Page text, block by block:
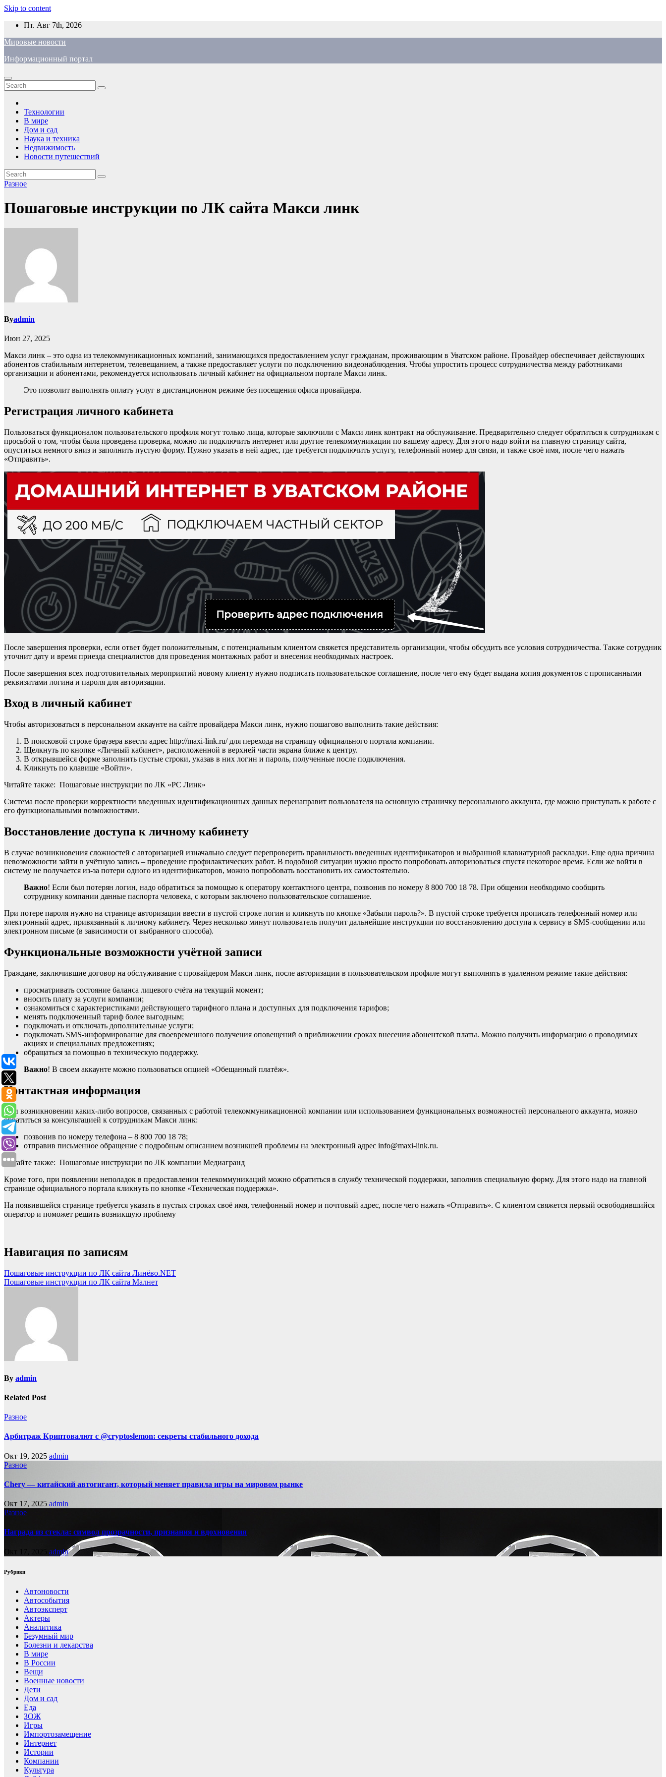
Skip to content
Пт. Авг 7th, 2026
Мировые новости
Информационный портал
Технологии
В мире
Дом и сад
Наука и техника
Недвижимость
Новости путешествий
Разное
Пошаговые инструкции по ЛК сайта Макси линк
Byadmin
Июн 27, 2025
Макси линк – это одна из телекоммуникационных компаний, занимающихся предоставлением услуг гражданам, проживающим в Уватском районе. Провайдер обеспечивает действующих
абонентов стабильным интернетом, телевещанием, а также предоставляет услуги по подключению видеонаблюдения. Чтобы упростить процесс сотрудничества между работниками
организации и абонентами, рекомендуется использовать личный кабинет на официальном портале Макси линк.
Это позволит выполнять оплату услуг в дистанционном режиме без посещения офиса провайдера.
Регистрация личного кабинета
Пользоваться функционалом пользовательского профиля могут только лица, которые заключили с Макси линк контракт на обслуживание. Предварительно следует обратиться к сотрудникам с
просьбой о том, чтобы была проведена проверка, можно ли подключить интернет или другие телекоммуникации по вашему адресу. Для этого надо войти на главную страницу сайта,
опуститься немного вниз и заполнить пустую форму. Нужно указать в ней адрес, где требуется подключить услугу, телефонный номер для связи, и также своё имя, после чего нажать
«Отправить».
После завершения проверки, если ответ будет положительным, с потенциальным клиентом свяжется представитель организации, чтобы обсудить все условия сотрудничества. Также сотрудник
уточнит дату и время приезда специалистов для проведения монтажных работ и внесения необходимых настроек.
После завершения всех подготовительных мероприятий новому клиенту нужно подписать пользовательское соглашение, после чего ему будет выдана копия документов с прописанными
реквизитами логина и пароля для авторизации.
Вход в личный кабинет
Чтобы авторизоваться в персональном аккаунте на сайте провайдера Макси линк, нужно пошагово выполнить такие действия:
В поисковой строке браузера ввести адрес http://maxi-link.ru/ для перехода на страницу официального портала компании.
Щелкнуть по кнопке «Личный кабинет», расположенной в верхней части экрана ближе к центру.
В открывшейся форме заполнить пустые строки, указав в них логин и пароль, полученные после подключения.
Кликнуть по клавише «Войти».
Читайте также: Пошаговые инструкции по ЛК «РС Линк»
Система после проверки корректности введенных идентификационных данных перенаправит пользователя на основную страничку персонального аккаунта, где можно приступать к работе с
его функциональными возможностями.
Восстановление доступа к личному кабинету
В случае возникновения сложностей с авторизацией изначально следует перепроверить правильность введенных идентификаторов и выбранной клавиатурной раскладки. Еще одна причина
невозможности зайти в учётную запись – проведение профилактических работ. В подобной ситуации нужно просто попробовать авторизоваться спустя некоторое время. Если же войти в
систему не получается из-за потери одного из идентификаторов, можно попробовать восстановить их самостоятельно.
Важно! Если был потерян логин, надо обратиться за помощью к оператору контактного центра, позвонив по номеру 8 800 700 18 78. При общении необходимо сообщить
сотруднику компании данные паспорта человека, с которым заключено пользовательское соглашение.
При потере пароля нужно на странице авторизации ввести в пустой строке логин и кликнуть по кнопке «Забыли пароль?». В пустой строке требуется прописать телефонный номер или
электронный адрес, привязанный к личному кабинету. Через несколько минут пользователь получит дальнейшие инструкции по восстановлению доступа к сервису в SMS-сообщении или
электронном письме (в зависимости от выбранного способа).
Функциональные возможности учётной записи
Граждане, заключившие договор на обслуживание с провайдером Макси линк, после авторизации в пользовательском профиле могут выполнять в удаленном режиме такие действия:
просматривать состояние баланса лицевого счёта на текущий момент;
вносить плату за услуги компании;
ознакомиться с характеристиками действующего тарифного плана и доступных для подключения тарифов;
менять подключенный тариф более выгодным;
подключать и отключать дополнительные услуги;
подключать SMS-информирование для своевременного получения оповещений о приближении сроках внесения абонентской платы. Можно получить информацию о проводимых
акциях и специальных предложениях;
обращаться за помощью в техническую поддержку.
Важно! В своем аккаунте можно пользоваться опцией «Обещанный платёж».
Контактная информация
При возникновении каких-либо вопросов, связанных с работой телекоммуникационной компании или использованием функциональных возможностей персонального аккаунта, можно
обратиться за консультацией к сотрудникам Макси линк:
позвонив по номеру телефона – 8 800 700 18 78;
отправив письменное обращение с подробным описанием возникшей проблемы на электронный адрес info@maxi-link.ru.
Читайте также: Пошаговые инструкции по ЛК компании Медиагранд
Кроме того, при появлении неполадок в предоставлении телекоммуникаций можно обратиться в службу технической поддержки, заполнив специальную форму. Для этого надо на главной
странице официального портала кликнуть по кнопке «Техническая поддержка».
На появившейся странице требуется указать в пустых строках своё имя, телефонный номер и почтовый адрес, после чего нажать «Отправить». С клиентом свяжется первый освободившийся
оператор и поможет решить возникшую проблему
Навигация по записям
Пошаговые инструкции по ЛК сайта Линёво.NET
Пошаговые инструкции по ЛК сайта Малнет
By admin
Related Post
Разное
Арбитраж Криптовалют с @cryptoslemon: секреты стабильного дохода
Окт 19, 2025 admin
Разное
Chery — китайский автогигант, который меняет правила игры на мировом рынке
Окт 17, 2025 admin
Разное
Награда из стекла: символ прозрачности, признания и вдохновения
Окт 17, 2025 admin
Рубрики
Автоновости
Автособытия
Автоэксперт
Актеры
Аналитика
Безумный мир
Болезни и лекарства
В мире
В России
Вещи
Военные новости
Дети
Дом и сад
Еда
ЗОЖ
Игры
Импортозамещение
Интернет
Истории
Компании
Культура